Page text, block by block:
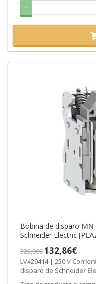
-
Bobina de disparo MN
Schneider Electric
325,09€132,86€
LV429414 | 250 V Corriente continua (CC, DC) Bobina de
disparo de Schneider